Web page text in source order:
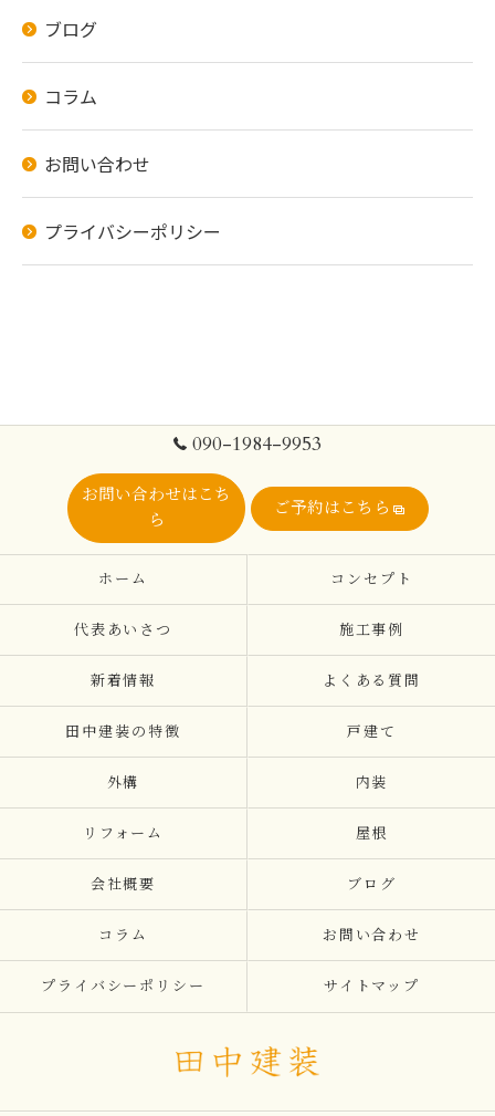
ブログ
コラム
お問い合わせ
プライバシーポリシー
090-1984-9953
お問い合わせはこち
ら
ご予約はこちら
ホーム コンセプト
代表あいさつ 施工事例
新着情報 よくある質問
田中建装の特徴 戸建て
外構 内装
リフォーム 屋根
会社概要 ブログ
コラム お問い合わせ
プライバシーポリシー サイトマップ